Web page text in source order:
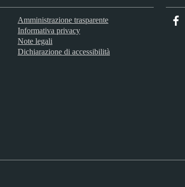
Amministrazione trasparente
Informativa privacy
Note legali
Dichiarazione di accessibilità